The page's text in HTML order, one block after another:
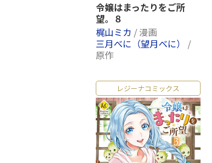
令嬢はまったりをご所
望。８
梶山ミカ / 漫画
三月べに（望月べに） /
原作
レジーナコミックス